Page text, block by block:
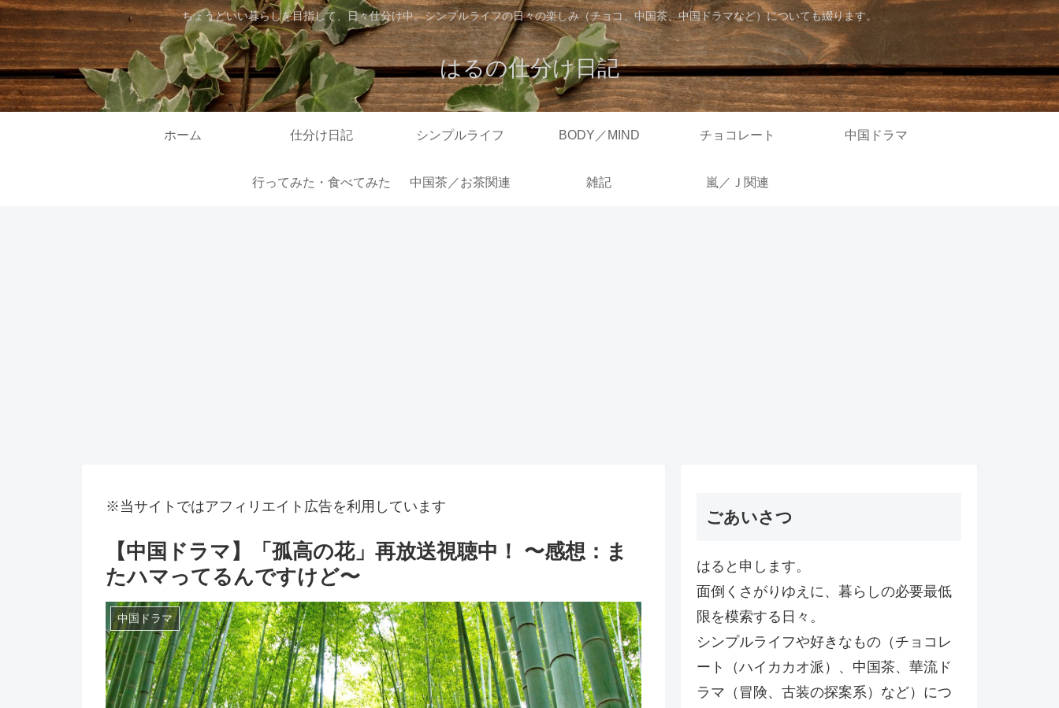
ちょうどいい暮らしを目指して、日々仕分け中。シンプルライフの日々の楽しみ（チョコ、中国茶、中国ドラマなど）についても綴ります。
はるの仕分け日記
ホーム 仕分け日記 シンプルライフ BODY／MIND チョコレート 中国ドラマ
行ってみた・食べてみた 中国茶／お茶関連 雑記 嵐／Ｊ関連
※当サイトではアフィリエイト広告を利用しています
【中国ドラマ】「孤高の花」再放送視聴中！ 〜感想：ま
たハマってるんですけど〜
中国ドラマ
ごあいさつ
はると申します。
面倒くさがりゆえに、暮らしの必要最低
限を模索する日々。
シンプルライフや好きなもの（チョコレ
ート（ハイカカオ派）、中国茶、華流ド
ラマ（冒険、古装の探案系）など）につ